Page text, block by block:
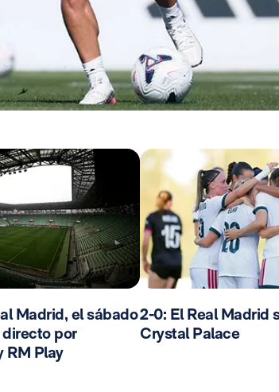
Madrid, el sábado
directo por
RM Play
2-0: El Real Madrid
Crystal Palace